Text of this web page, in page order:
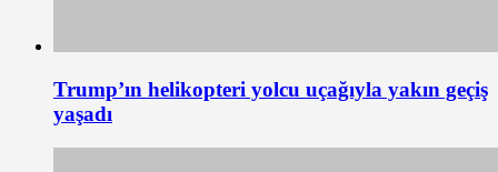
Trump’ın helikopteri yolcu uçağıyla yakın geçiş
yaşadı